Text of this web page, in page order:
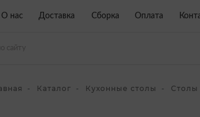
О нас Доставка Сборка Оплата
Каталог Кухонные столы Столы